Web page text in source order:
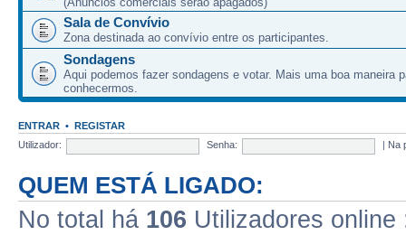
Sala de Convívio
Zona destinada ao convívio entre os participantes.
Sondagens
Aqui podemos fazer sondagens e votar. Mais uma boa maneira
conhecermos.
ENTRAR • REGISTAR
Utilizador:
Senha: Na
QUEM ESTÁ LIGADO:
No total há 106 Utilizadores